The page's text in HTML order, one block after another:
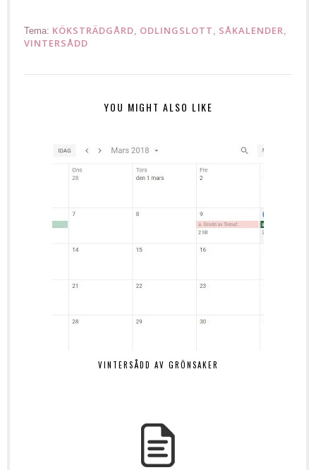
Tema: KÖKSTRÄDGÅRD, ODLINGSLOTT , SÅKALENDER,
VINTERSÅDD
YOU MIGHT ALSO LIKE
VINTERSÅDD AV GRÖNSAKER